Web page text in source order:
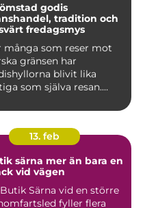
godis
tradition och
fredagsmys
många som reser mot
gränsen har
blivit lika
som själva resan.
13. feb
mer än bara en
vid vägen
Särna vid en större
fyller flera